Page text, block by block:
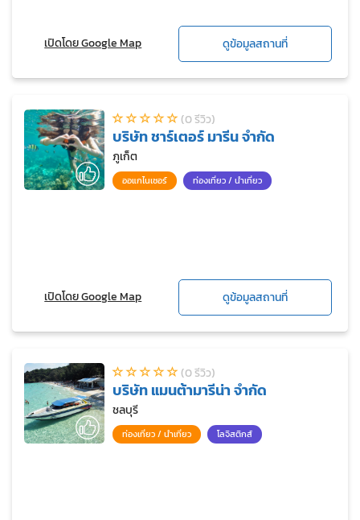
เปิดโดย Google Map ดูข้อมูลสถานที่
(0 รีวิว)
บริษัท ชาร์เตอร์ มารีน จำกัด
ภูเก็ต
ออแกไนเซอร์ ท่องเที่ยว / นำเที่ยว
เปิดโดย Google Map ดูข้อมูลสถานที่
(0 รีวิว)
บริษัท แมนต้ามารีน่า จํากัด
ชลบุรี
ท่องเที่ยว / นำเที่ยว โลจิสติกส์